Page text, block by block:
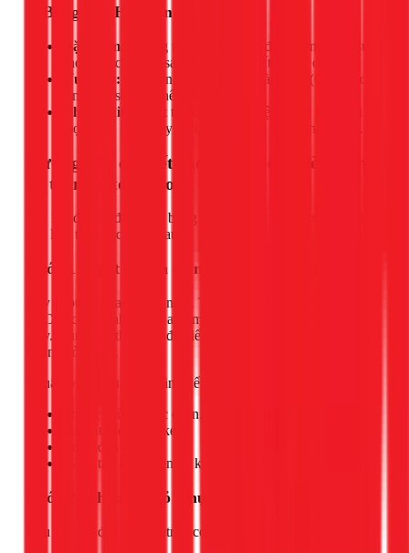
3. Bóng đèn Halogen
Đặc điểm:
Tương tự bóng đèn sợi đốt nhưng hiệu suất
cao hơn, cho ánh sáng vàng ấm chất lượng cao.
Ưu điểm: Ánh sáng đẹp, chỉ số hoàn màu (CRI) cao,
làm màu sắc vật thể trông thật hơn.
Nhược điểm:
Rất tốn điện, tỏa nhiệt lượng lớn, tuổi
thọ ngắn. Hiện nay ít được sử dụng cho đèn ốp trần.
Hướng dẫn chi tiết cách thay bóng đèn tròn
ốp trần an toàn trong 5 bước
Sau khi đã xác định loại bóng đèn và mua đúng loại thay thế,
hãy làm theo các bước sau:
Bước 1: Ngắt nguồn điện và chuẩn bị dụng cụ
Đây là bước quan trọng nhất. TẮT CẦU DAO TỔNG
(MCB) của cả nhà hoặc aptomat của khu vực có đèn cần
thay. Dùng bút thử điện để kiểm tra lại công tắc đèn, đảm bảo
không còn điện.
Chuẩn bị các dụng cụ cần thiết:
Thang chữ A chắc chắn, đủ chiều cao.
Tua vít (dẹt và bake).
Bóng đèn mới.
Găng tay cách điện và kính bảo hộ.
Bước 2: Tháo lớp vỏ (chụp đèn)
Hầu hết các đèn ốp trần tròn có 2 kiểu thiết kế phổ biến: